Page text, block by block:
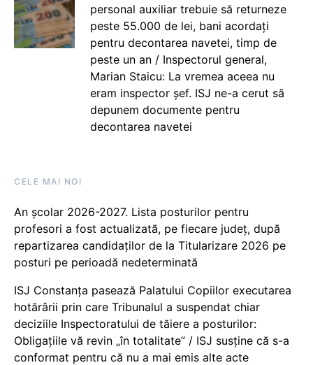
personal auxiliar trebuie să returneze
peste 55.000 de lei, bani acordați
pentru decontarea navetei, timp de
peste un an / Inspectorul general,
Marian Staicu: La vremea aceea nu
eram inspector șef. ISJ ne-a cerut să
depunem documente pentru
decontarea navetei
CELE MAI NOI
An școlar 2026-2027. Lista posturilor pentru
profesori a fost actualizată, pe fiecare județ, după
repartizarea candidaților de la Titularizare 2026 pe
posturi pe perioadă nedeterminată
ISJ Constanța pasează Palatului Copiilor executarea
hotărârii prin care Tribunalul a suspendat chiar
deciziile Inspectoratului de tăiere a posturilor:
Obligațiile vă revin „în totalitate” / ISJ susține că s-a
conformat pentru că nu a mai emis alte acte